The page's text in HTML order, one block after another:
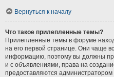
Вернуться к началу
Что такое прилепленные темы?
Прилепленные темы в форуме
на его первой странице. Они чаще
информацию, поэтому вы должны
и с объявлениями, права на
предоставляются администратором